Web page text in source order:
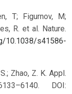
T; Figurnov, M;
R. et al. Nature.
10.1038/s41586-
Zhao, Z. K. Appl.
DOI: